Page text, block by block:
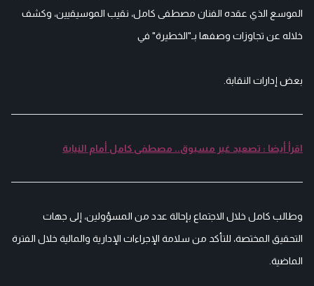
الموسع الذي عقده الفنان مصطفى كامل، نقيب الموسيقيين، وكشف
خلاله عن تجاوزات وصفها بـ"الخطيرة" في
بعض إدارات النقابة.
اقرأ أيضا : تصعيد غير مسبوق.. مصطفى كامل أمام النيابة
وطالب كامل خلال الاجتماع بإحالة عدد من المسؤولين، إلى جهات
التحقيق المختصة، للتأكد من سلامة الإجراءات الإدارية والمالية خلال الفترة
الماضية.